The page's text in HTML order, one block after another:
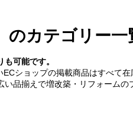
のカテゴリー一
も可能です。
ショップの掲載商品はすべて在
品揃えで増改築・リフォームの